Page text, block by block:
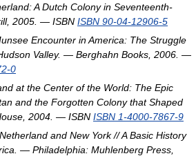
A Dutch Colony in Seventeenth-
2005. — ISBN ISBN 90-04-12906-5
Encounter in America: The Struggle
Valley. — Berghahn Books, 2006. —
0
at the Center of the World: The Epic
and the Forgotten Colony that Shaped
2004. — ISBN ISBN 1-4000-7867-9
and New York // A Basic History
— Philadelphia: Muhlenberg Press,